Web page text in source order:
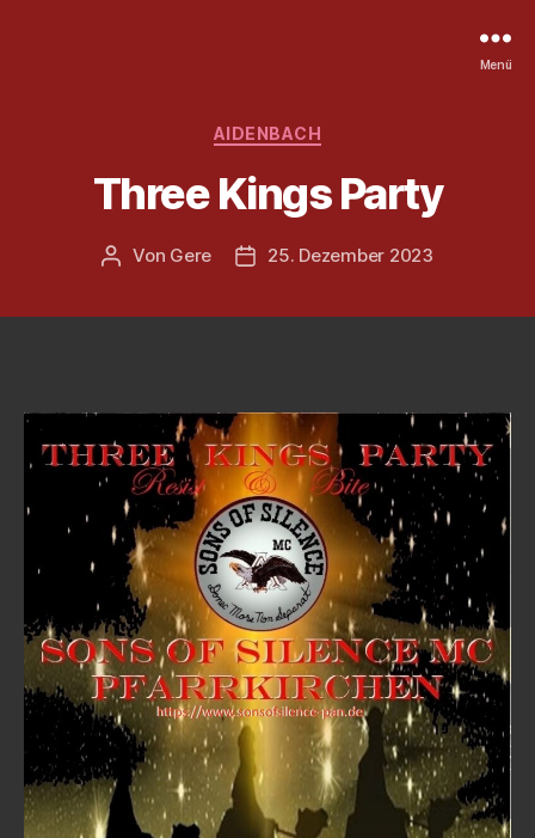
Menü
Kategorien
AIDENBACH
Three Kings Party
Beitragsautor
Von Gere Veröffentlichungsdatum
25. Dezember 2023